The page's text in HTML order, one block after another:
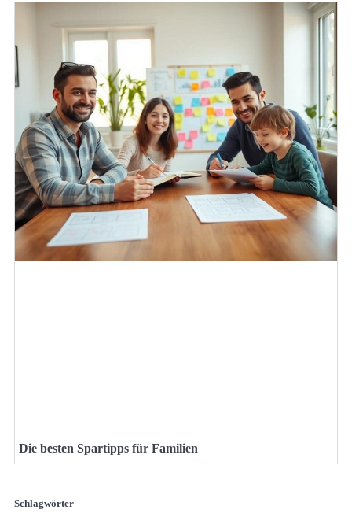
Die besten Spartipps für Familien
Schlagwörter